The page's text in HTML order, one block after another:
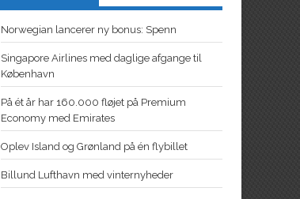
Norwegian lancerer ny bonus: Spenn
Singapore Airlines med daglige afgange til
København
På ét år har 160.000 fløjet på Premium
Economy med Emirates
Oplev Island og Grønland på én flybillet
Billund Lufthavn med vinternyheder